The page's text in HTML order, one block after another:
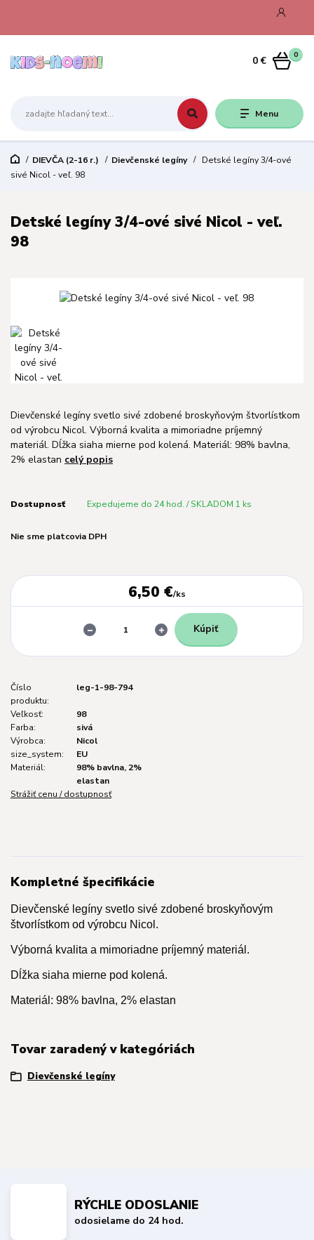
Menu
0
0 €
DIEVČA (2-16 r.) Dievčenské legíny
Detské legíny 3/4-ové
sivé Nicol - veľ. 98
Detské legíny 3/4-ové sivé Nicol - veľ.
98
Dievčenské legíny svetlo sivé zdobené broskyňovým štvorlístkom
od výrobcu Nicol. Výborná kvalita a mimoriadne príjemný
materiál. Dĺžka siaha mierne pod kolená. Materiál: 98% bavlna,
2% elastan celý popis
Dostupnosť Expedujeme do 24 hod. / SKLADOM 1 ks
Nie sme platcovia DPH
6,50 €/ks
Kúpiť
Číslo
produktu:
leg-1-98-794
Veľkosť:
98
Farba:
sivá
Výrobca:
Nicol
size_system:
EU
Materiál:
98% bavlna, 2%
elastan
Strážiť cenu / dostupnosť
Kompletné špecifikácie
Dievčenské legíny svetlo sivé zdobené broskyňovým
štvorlístkom od výrobcu Nicol.
Výborná kvalita a mimoriadne príjemný materiál.
Dĺžka siaha mierne pod kolená.
Materiál: 98% bavlna, 2% elastan
Tovar zaradený v kategóriách
Dievčenské legíny
RÝCHLE ODOSLANIE
odosielame do 24 hod.